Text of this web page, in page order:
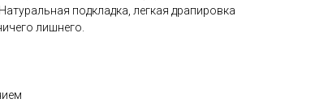
подкладка, легкая драпировка
лишнего.